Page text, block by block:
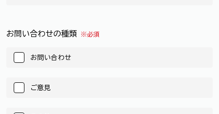
お問い合わせの種類 ※必須
お問い合わせ
ご意見